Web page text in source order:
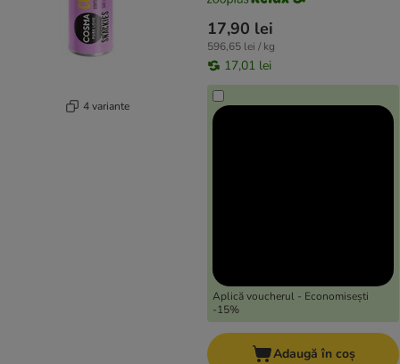
4 variante
17,90 lei
596,65 lei / kg
17,01 lei
Aplică voucherul - Economisești
-15%
Adaugă în coș